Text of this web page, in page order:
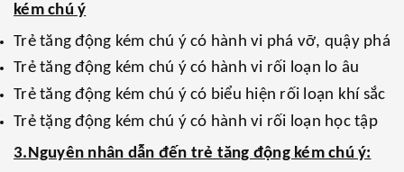
kém chú ý
Trẻ tăng động kém chú ý có hành vi phá vỡ, quậy phá
Trẻ tăng động kém chú ý có hành vi rối loạn lo âu
Trẻ tăng động kém chú ý có biểu hiện rối loạn khí sắc
Trẻ tặng động kém chú ý có hành vi rối loạn học tập
3.Nguyên nhân dẫn đến trẻ tăng động kém chú ý: